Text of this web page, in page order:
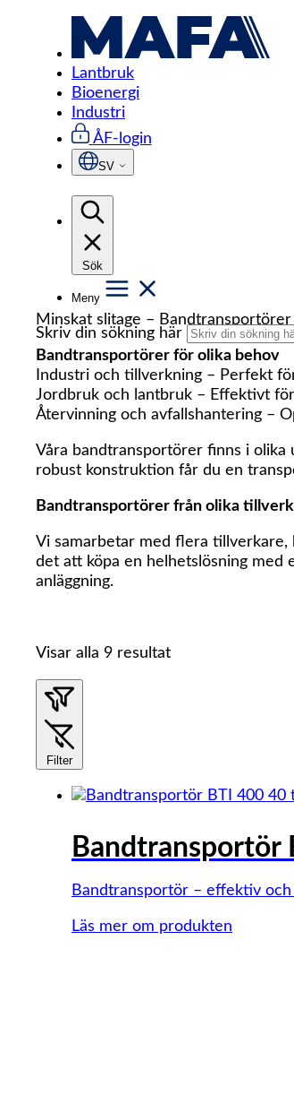
Lantbruk
Bioenergi
Industri
ÅF-login
SV
Sök
Meny
Skriv din sökning här
Start / Industri Tömnings &
Bandtransportör
Bandtransportörer – Effektiv och
Bandtransportörer är en pålitlig
bandtransportörer erbjuder skadas
Fördelar med bandtransportörer
Hög kapacitet – Hanterar stora
Anpassningsbar design – Finns i
Energisnål drift – Optimerad
Minskat slitage –
Bandtransportörer för olika behov
Industri och tillverkning – Perfekt
Jordbruk och lantbruk – Effektivt
Återvinning och avfallshantering –
Våra bandtransportörer finns i olika
robust konstruktion får du en
Bandtransportörer från olika
Vi samarbetar med flera
det att köpa en helhetslösning med
anläggning.
Visar alla 9 resultat
Filter
Bandtransportör – effektiv
Läs mer om produkten